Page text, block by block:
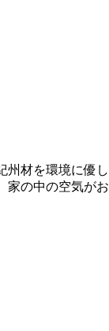
州材を環境に優し
家の中の空気がお